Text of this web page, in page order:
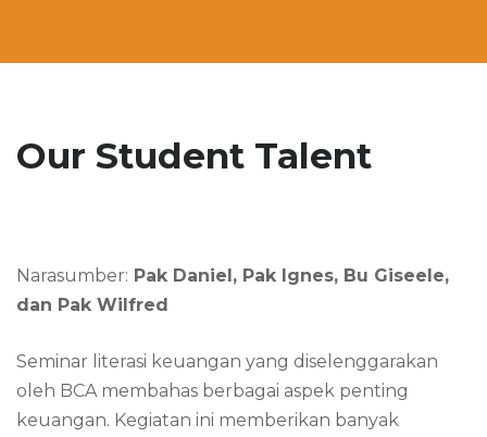
Our Student Talent
Narasumber: Pak Daniel, Pak Ignes, Bu Giseele,
dan Pak Wilfred
Seminar literasi keuangan yang diselenggarakan
oleh BCA membahas berbagai aspek penting
keuangan. Kegiatan ini memberikan banyak